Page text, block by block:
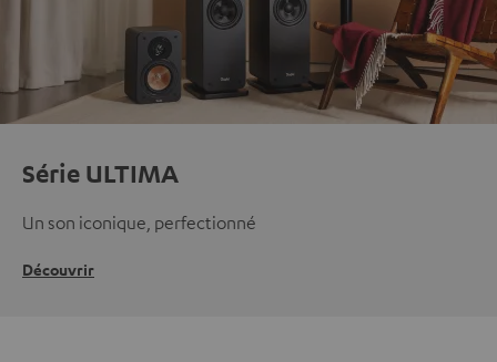
Série ULTIMA
Un son iconique, perfectionné
Découvrir